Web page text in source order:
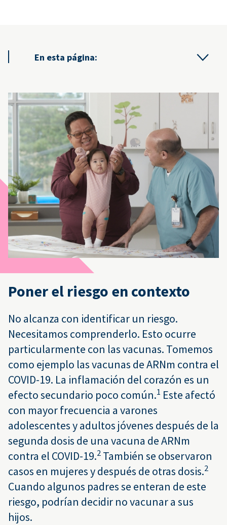
En esta página:
Poner el riesgo en contexto
No alcanza con identificar un riesgo.
Necesitamos comprenderlo. Esto ocurre
particularmente con las vacunas. Tomemos
como ejemplo las vacunas de ARNm contra el
COVID-19. La inflamación del corazón es un
efecto secundario poco común.1 Este afectó
con mayor frecuencia a varones
adolescentes y adultos jóvenes después de la
segunda dosis de una vacuna de ARNm
contra el COVID-19.2 También se observaron
casos en mujeres y después de otras dosis.2
Cuando algunos padres se enteran de este
riesgo, podrían decidir no vacunar a sus
hijos.